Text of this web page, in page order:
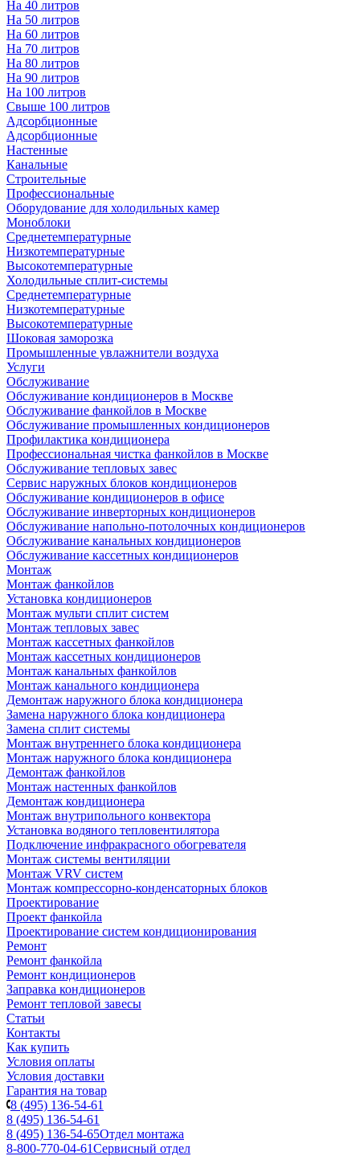
На 40 литров
На 50 литров
На 60 литров
На 70 литров
На 80 литров
На 90 литров
На 100 литров
Свыше 100 литров
Адсорбционные
Адсорбционные
Настенные
Канальные
Строительные
Профессиональные
Оборудование для холодильных камер
Моноблоки
Среднетемпературные
Низкотемпературные
Высокотемпературные
Холодильные сплит-системы
Среднетемпературные
Низкотемпературные
Высокотемпературные
Шоковая заморозка
Промышленные увлажнители воздуха
Услуги
Обслуживание
Обслуживание кондиционеров в Москве
Обслуживание фанкойлов в Москве
Обслуживание промышленных кондиционеров
Профилактика кондиционера
Профессиональная чистка фанкойлов в Москве
Обслуживание тепловых завес
Сервис наружных блоков кондиционеров
Обслуживание кондиционеров в офисе
Обслуживание инверторных кондиционеров
Обслуживание напольно-потолочных кондиционеров
Обслуживание канальных кондиционеров
Обслуживание кассетных кондиционеров
Монтаж
Монтаж фанкойлов
Установка кондиционеров
Монтаж мульти сплит систем
Монтаж тепловых завес
Монтаж кассетных фанкойлов
Монтаж кассетных кондиционеров
Монтаж канальных фанкойлов
Монтаж канального кондиционера
Демонтаж наружного блока кондиционера
Замена наружного блока кондиционера
Замена сплит системы
Монтаж внутреннего блока кондиционера
Монтаж наружного блока кондиционера
Демонтаж фанкойлов
Монтаж настенных фанкойлов
Демонтаж кондиционера
Монтаж внутрипольного конвектора
Установка водяного тепловентилятора
Подключение инфракрасного обогревателя
Монтаж системы вентиляции
Монтаж VRV систем
Монтаж компрессорно-конденсаторных блоков
Проектирование
Проект фанкойла
Проектирование систем кондиционирования
Ремонт
Ремонт фанкойла
Ремонт кондиционеров
Заправка кондиционеров
Ремонт тепловой завесы
Статьи
Контакты
Как купить
Условия оплаты
Условия доставки
Гарантия на товар
8 (495) 136-54-61
8 (495) 136-54-61
8 (495) 136-54-65Отдел монтажа
8-800-770-04-61Сервисный отдел